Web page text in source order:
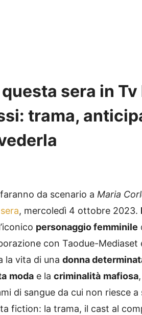
sera in
trama,
da scenario a Maria
, mercoledì 4 ottobre 2023.
personaggio femminile
con Taodue-Mediaset
la vita di una donna
moda e la criminalità mafiosa
di sangue da cui non riesce a
fiction: la trama, il cast al